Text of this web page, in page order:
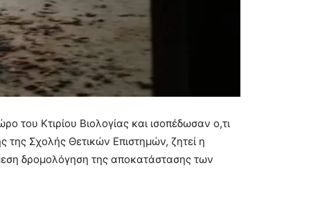
του Κτιρίου Βιολογίας και ισοπέδωσαν ο,τι
της Σχολής Θετικών Επιστημών, ζητεί η
δρομολόγηση της αποκατάστασης των